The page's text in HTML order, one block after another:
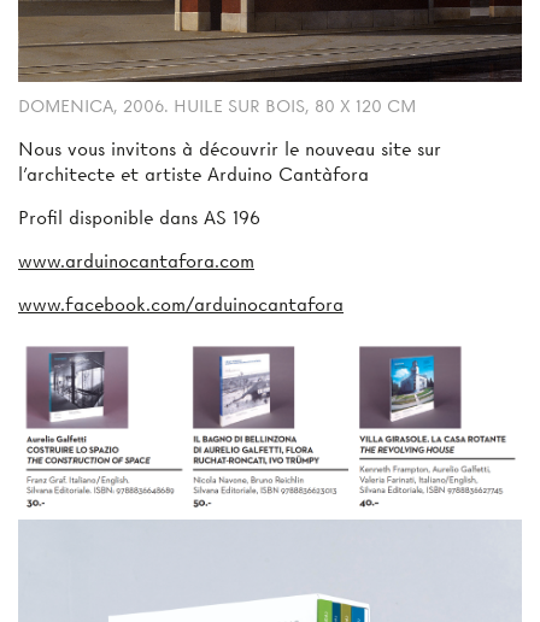
DOMENICA, 2006. HUILE SUR BOIS, 80 X 120 CM
Nous vous invitons à découvrir le nouveau site sur
l’architecte et artiste Arduino Cantàfora
Profil disponible dans AS 196
www.arduinocantafora.com
www.facebook.com/arduinocantafora